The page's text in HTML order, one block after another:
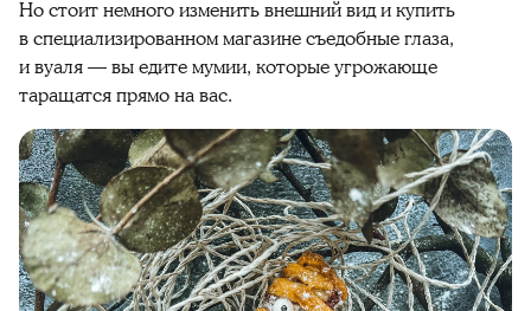
Но стоит немного изменить внешний вид и купить
в специализированном магазине съедобные глаза,
и вуаля — вы едите мумии, которые угрожающе
таращатся прямо на вас.